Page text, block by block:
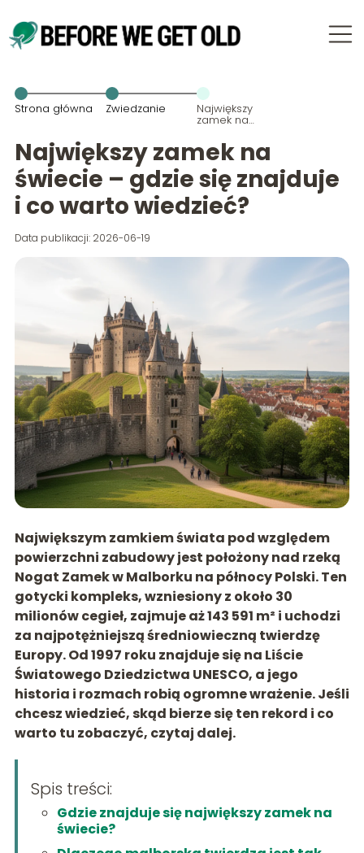
Strona główna Zwiedzanie Największy
zamek na
gdzie się
znajduje i co
warto
wiedzieć?
Największy zamek na
świecie – gdzie się znajduje
i co warto wiedzieć?
Data publikacji: 2026-06-19
Największym zamkiem świata pod względem
powierzchni zabudowy jest położony nad rzeką
Nogat Zamek w Malborku na północy Polski. Ten
gotycki kompleks, wzniesiony z około 30
milionów cegieł, zajmuje aż143 591 m² i uchodzi
za najpotężniejszą średniowieczną twierdzę
Europy. Od1997 roku znajduje się na Liście
Światowego Dziedzictwa UNESCO, a jego
historia i rozmach robią ogromne wrażenie. Jeśli
chcesz wiedzieć, skąd bierze się ten rekord i co
warto tu zobaczyć, czytaj dalej.
Spis treści:
Gdzie znajduje się największy zamek na
świecie?